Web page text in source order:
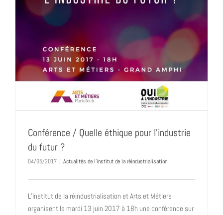
Conférence / Quelle éthique pour l’industrie
du futur ?
04/05/2017 | Actualités de l'institut de la réindustrialisation
L’Institut de la réindustrialisation et Arts et Métiers
organisent le mardi 13 juin 2017 à 18h une conférence sur